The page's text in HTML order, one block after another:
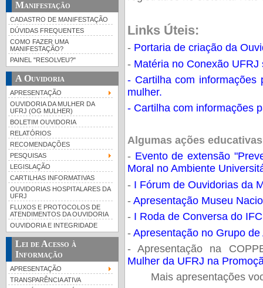
Manifestação
CADASTRO DE MANIFESTAÇÃO
DÚVIDAS FREQUENTES
COMO FAZER UMA
MANIFESTAÇÃO?
PAINEL "RESOLVEU?"
A Ouvidoria
APRESENTAÇÃO
OUVIDORIA DA MULHER DA
UFRJ (OG MULHER)
BOLETIM OUVIDORIA
RELATÓRIOS
RECOMENDAÇÕES
PESQUISAS
LEGISLAÇÃO
CARTILHAS INFORMATIVAS
OUVIDORIAS HOSPITALARES DA
UFRJ
FLUXOS E PROTOCOLOS DE
ATENDIMENTOS DA OUVIDORIA
OUVIDORIA E INTEGRIDADE
Lei de Acesso à
Informação
APRESENTAÇÃO
TRANSPARÊNCIA ATIVA
Links Úteis:
- Portaria de criação da
- Matéria no Conexão
- Cartilha com informações
mulher.
- Cartilha com informações
Algumas ações
- Evento de extensão
Moral no Ambiente
- I Fórum de Ouvidorias da
- Apresentação Museu
-I Roda de Conversa do
- Apresentação no Grupo
- Apresentação na
Mulher da UFRJ na
Mais apresentações